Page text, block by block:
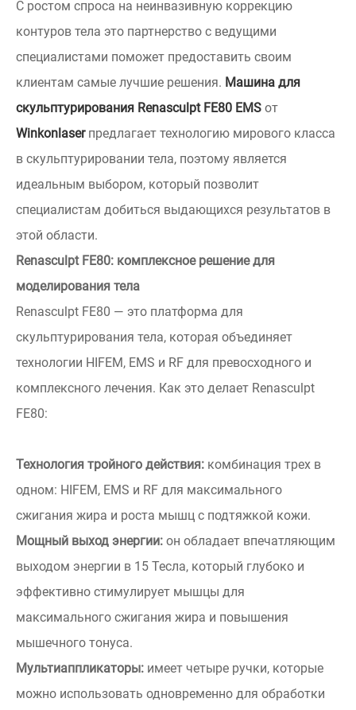
С ростом спроса на неинвазивную коррекцию
контуров тела это партнерство с ведущими
специалистами поможет предоставить своим
клиентам самые лучшие решения. Машина для
скульптурирования Renasculpt FE80 EMS от
Winkonlaser предлагает технологию мирового класса
в скульптурировании тела, поэтому является
идеальным выбором, который позволит
специалистам добиться выдающихся результатов в
этой области.
Renasculpt FE80: комплексное решение для
моделирования тела
Renasculpt FE80 — это платформа для
скульптурирования тела, которая объединяет
технологии HIFEM, EMS и RF для превосходного и
комплексного лечения. Как это делает Renasculpt
FE80:
Технология тройного действия: комбинация трех в
одном: HIFEM, EMS и RF для максимального
сжигания жира и роста мышц с подтяжкой кожи.
Мощный выход энергии: он обладает впечатляющим
выходом энергии в 15 Тесла, который глубоко и
эффективно стимулирует мышцы для
максимального сжигания жира и повышения
мышечного тонуса.
Мультиаппликаторы: имеет четыре ручки, которые
можно использовать одновременно для обработки